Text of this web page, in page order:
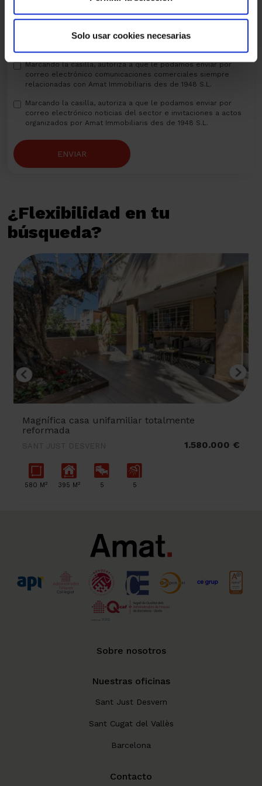
Solo usar cookies necesarias
Marcando la casilla, autoriza a que le podamos enviar por
correo electrónico comunicaciones comerciales siempre
relacionadas con Amat Immobiliaris des de 1948 S.L.
Marcando la casilla, autoriza a que le podamos enviar por
correo electrónico noticias del sector e invitaciones a actos
organizados por Amat Immobiliaris des de 1948 S.L.
ENVIAR
¿Flexibilidad en tu
búsqueda?
Magnífica casa unifamiliar totalmente
reformada
SANT JUST DESVERN 1.580.000 €
580 M2 395 M2 5 5
Sobre nosotros
Nuestras oficinas
Sant Just Desvern
Sant Cugat del Vallès
Barcelona
Contacto